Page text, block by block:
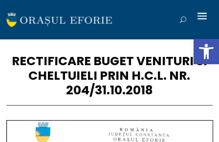
RECTIFICARE BUGET VENITURI SI
CHELTUIELI PRIN H.C.L. NR.
204/31.10.2018